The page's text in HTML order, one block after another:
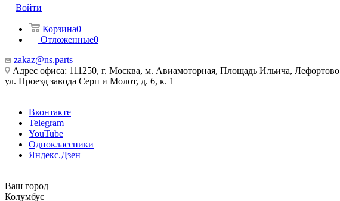
Войти
Корзина0
Отложенные0
zakaz@ns.parts
Адрес офиса: 111250, г. Москва, м. Авиамоторная, Площадь Ильича, Лефортово
ул. Проезд завода Серп и Молот, д. 6, к. 1
Вконтакте
Telegram
YouTube
Одноклассники
Яндекс.Дзен
Ваш город
Колумбус